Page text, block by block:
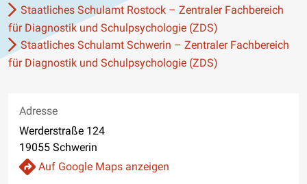
Staatliches Schulamt Rostock – Zentraler Fachbereich
für Diagnostik und Schulpsychologie (ZDS)
Staatliches Schulamt Schwerin – Zentraler Fachbereich
für Diagnostik und Schulpsychologie (ZDS)
Adresse
Werderstraße 124
19055 Schwerin
Auf Google Maps anzeigen